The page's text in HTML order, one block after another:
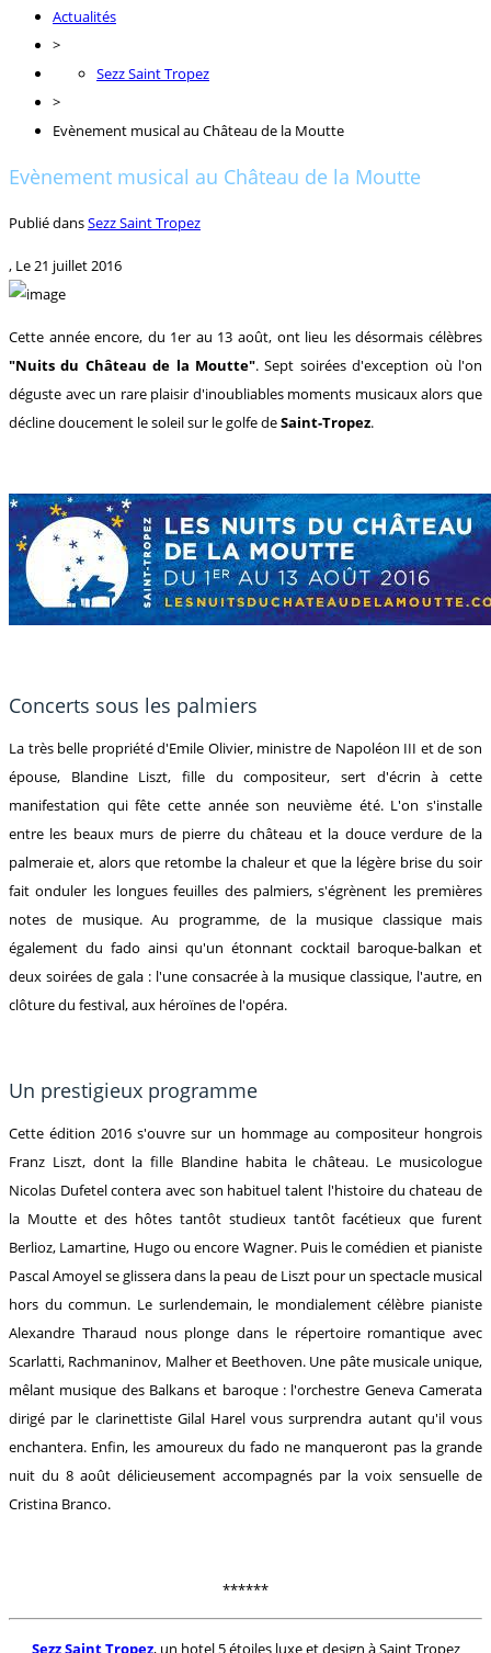
Actualités
>
Sezz Saint Tropez
>
Evènement musical au Château de la Moutte
Evènement musical au Château de la Moutte
Publié dansSezz Saint Tropez
, Le21 juillet 2016
Cette année encore, du 1er au 13 août, ont lieu les désormais célèbres
"Nuits du Château de la Moutte". Sept soirées d'exception où l'on
déguste avec un rare plaisir d'inoubliables moments musicaux alors que
décline doucement le soleil sur le golfe deSaint-Tropez.
Concerts sous les palmiers
La très belle propriété d'Emile Olivier, ministre de Napoléon III et de son
épouse, Blandine Liszt, fille du compositeur, sert d'écrin à cette
manifestation qui fête cette année son neuvième été. L'on s'installe
entre les beaux murs de pierre du château et la douce verdure de la
palmeraie et, alors que retombe la chaleur et que la légère brise du soir
fait onduler les longues feuilles des palmiers, s'égrènent les premières
notes de musique. Au programme, de la musique classique mais
également du fado ainsi qu'un étonnant cocktail baroque-balkan et
deux soirées de gala : l'une consacrée à la musique classique, l'autre, en
clôture du festival, aux héroïnes de l'opéra.
Un prestigieux programme
Cette édition 2016 s'ouvre sur un hommage au compositeur hongrois
Franz Liszt, dont la fille Blandine habita le château. Le musicologue
Nicolas Dufetel contera avec son habituel talent l'histoire du chateau de
la Moutte et des hôtes tantôt studieux tantôt facétieux que furent
Berlioz, Lamartine, Hugo ou encore Wagner. Puis le comédien et pianiste
Pascal Amoyel se glissera dans la peau de Liszt pour un spectacle musical
hors du commun. Le surlendemain, le mondialement célèbre pianiste
Alexandre Tharaud nous plonge dans le répertoire romantique avec
Scarlatti, Rachmaninov, Malher et Beethoven. Une pâte musicale unique,
mêlant musique des Balkans et baroque : l'orchestre Geneva Camerata
dirigé par le clarinettiste Gilal Harel vous surprendra autant qu'il vous
enchantera. Enfin, les amoureux du fado ne manqueront pas la grande
nuit du 8 août délicieusement accompagnés par la voix sensuelle de
Cristina Branco.
******
Sezz Saint Tropez, un hotel 5 étoiles luxe et design à Saint Tropez